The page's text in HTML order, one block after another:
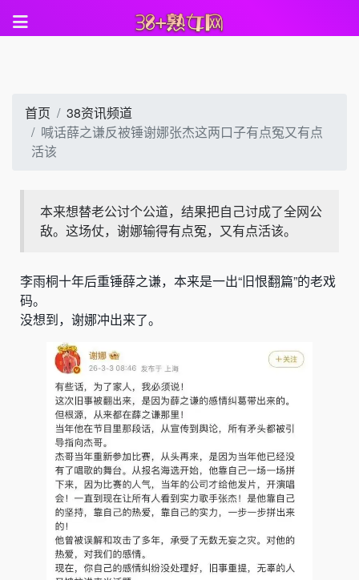
首页
38资讯频道
喊话薛之谦反被锤谢娜张杰这两口子有点冤又有点
活该
本来想替老公讨个公道，结果把自己讨成了全网公
敌。这场仗，谢娜输得有点冤，又有点活该。
李雨桐十年后重锤薛之谦，本来是一出“旧恨翻篇”的老戏
码。
没想到，谢娜冲出来了。